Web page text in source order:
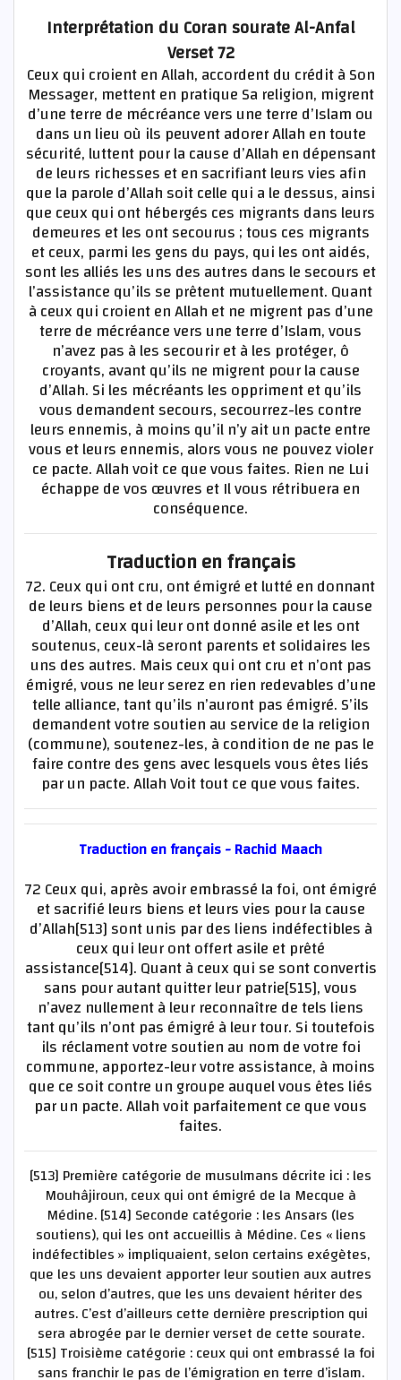
Interprétation du Coran sourate Al-Anfal
Verset 72
Ceux qui croient en Allah, accordent du crédit à Son
Messager, mettent en pratique Sa religion, migrent
d’une terre de mécréance vers une terre d’Islam ou
dans un lieu où ils peuvent adorer Allah en toute
sécurité, luttent pour la cause d’Allah en dépensant
de leurs richesses et en sacrifiant leurs vies afin
que la parole d’Allah soit celle qui a le dessus, ainsi
que ceux qui ont hébergés ces migrants dans leurs
demeures et les ont secourus ; tous ces migrants
et ceux, parmi les gens du pays, qui les ont aidés,
sont les alliés les uns des autres dans le secours et
l’assistance qu’ils se prêtent mutuellement. Quant
à ceux qui croient en Allah et ne migrent pas d’une
terre de mécréance vers une terre d’Islam, vous
n’avez pas à les secourir et à les protéger, ô
croyants, avant qu’ils ne migrent pour la cause
d’Allah. Si les mécréants les oppriment et qu’ils
vous demandent secours, secourrez-les contre
leurs ennemis, à moins qu’il n’y ait un pacte entre
vous et leurs ennemis, alors vous ne pouvez violer
ce pacte. Allah voit ce que vous faites. Rien ne Lui
échappe de vos œuvres et Il vous rétribuera en
conséquence.
Traduction en français
72. Ceux qui ont cru, ont émigré et lutté en donnant
de leurs biens et de leurs personnes pour la cause
d’Allah, ceux qui leur ont donné asile et les ont
soutenus, ceux-là seront parents et solidaires les
uns des autres. Mais ceux qui ont cru et n’ont pas
émigré, vous ne leur serez en rien redevables d’une
telle alliance, tant qu’ils n’auront pas émigré. S’ils
demandent votre soutien au service de la religion
(commune), soutenez-les, à condition de ne pas le
faire contre des gens avec lesquels vous êtes liés
par un pacte. Allah Voit tout ce que vous faites.
Traduction en français - Rachid Maach
72 Ceux qui, après avoir embrassé la foi, ont émigré
et sacrifié leurs biens et leurs vies pour la cause
d’Allah[513] sont unis par des liens indéfectibles à
ceux qui leur ont offert asile et prêté
assistance[514]. Quant à ceux qui se sont convertis
sans pour autant quitter leur patrie[515], vous
n’avez nullement à leur reconnaître de tels liens
tant qu’ils n’ont pas émigré à leur tour. Si toutefois
ils réclament votre soutien au nom de votre foi
commune, apportez-leur votre assistance, à moins
que ce soit contre un groupe auquel vous êtes liés
par un pacte. Allah voit parfaitement ce que vous
faites.
[513] Première catégorie de musulmans décrite ici : les
Mouhâjiroun, ceux qui ont émigré de la Mecque à
Médine. [514] Seconde catégorie : les Ansars (les
soutiens), qui les ont accueillis à Médine. Ces « liens
indéfectibles » impliquaient, selon certains exégètes,
que les uns devaient apporter leur soutien aux autres
ou, selon d’autres, que les uns devaient hériter des
autres. C’est d’ailleurs cette dernière prescription qui
sera abrogée par le dernier verset de cette sourate.
[515] Troisième catégorie : ceux qui ont embrassé la foi
sans franchir le pas de l’émigration en terre d’islam.